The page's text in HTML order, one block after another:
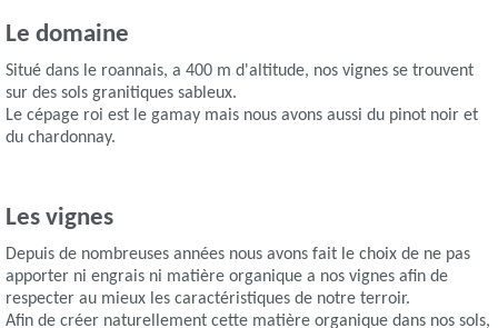
Le domaine
Situé dans le roannais, a 400 m d'altitude, nos vignes se trouvent
sur des sols granitiques sableux.
Le cépage roi est le gamay mais nous avons aussi du pinot noir et
du chardonnay.
Les vignes
Depuis de nombreuses années nous avons fait le choix de ne pas
apporter ni engrais ni matière organique a nos vignes afin de
respecter au mieux les caractéristiques de notre terroir.
Afin de créer naturellement cette matière organique dans nos sols,